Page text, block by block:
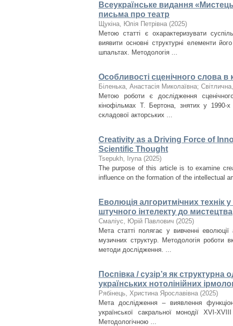
Всеукраїнське видання
письма про театр
Щукіна, Юлія Петрівна (2025)
Метою статті є охарактеризувати
виявити основні структурні елементи
шпальтах. Методологія ...
Особливості сценічного слова в
Біленька, Анастасія Миколаївна;
Метою роботи є дослідження
кінофільмах Т. Бертона, знятих у 1990-
складової акторських ...
Creativity as a Driving Force of
Scientific Thought
Tsepukh, Iryna (2025)
The purpose of this article is to examine
influence on the formation of the intellectual
Еволюція алгоритмічних технік
штучного інтелекту до мистецтва
Смаліус, Юрій Павлович (2025)
Мета статті полягає у вивченні еволюції
музичних структур. Методологія роботи
методи дослідження. ...
Поспівка / сузір’я як структурна
українських нотолінійних
Рябінець, Христина Ярославівна (2025)
Мета дослідження – виявлення
української сакральної монодії XVI-
Методологічною ...